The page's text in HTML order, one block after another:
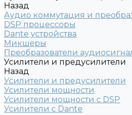
Назад
Аудио коммутация и
DSP процессоры
Dante устройства
Микшеры
Преобразователи
Усилители и предусилители
Назад
Усилители и предусилители
Усилители мощности
Усилители мощности с DSP
Усилители с Dante